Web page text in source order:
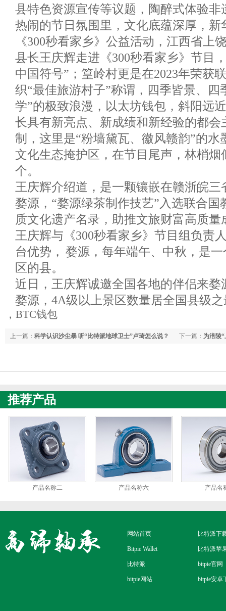
县特色资源宣传等议题，陶醉式体验非
热闹的节日氛围里，文化底蕴深厚，新
《300秒看家乡》公益活动，江西省上
县长王庆辉走进《300秒看家乡》节目
中国符号”；篁岭村更是在2023年荣获
织“最佳旅游村子”称谓，四季皆景、四
学”的极致浪漫，以太坊钱包，斜阳远
长具有新亮点、新成绩和新经验的都会
制，这里是“粉墙黛瓦、徽风赣韵”的水
文化生态掩护区，在节目尾声，林梢烟
个。
王庆辉介绍道，是一颗镶嵌在赣浙皖
婺源，“婺源绿茶制作技艺”入选联合国
质文化遗产名录，助推文旅财富高质量
王庆辉与《300秒看家乡》节目组负责
台优势， 婺源，每年端午、中秋，是
区的县。
近日，王庆辉诚邀全国各地的伴侣来婺
婺源，4A级以上景区数量居全国县级
，BTC钱包
下一篇： 为涪陵
上一篇： 科学认识沙尘暴 听“比特派地球卫士”卢琦怎么说？
推荐产品
产品名称二 产品名称六 产品名
网站首页 比特派下
Bitpie Wallet 比特派苹
比特派 bitpie官网
bitpie网站 bitpie安卓